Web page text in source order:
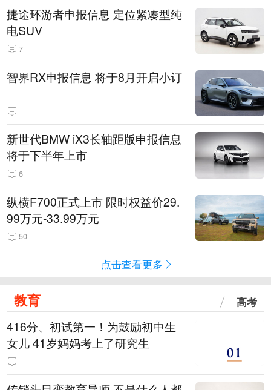
捷途环游者申报信息 定位紧凑型纯
电SUV
7
智界RX申报信息 将于8月开启小订
新世代BMW iX3长轴距版申报信息
将于下半年上市
6
纵横F700正式上市 限时权益价29.
99万元-33.99万元
50
点击查看更多
教育 高考
416分、初试第一！为鼓励初中生
女儿 41岁妈妈考上了研究生